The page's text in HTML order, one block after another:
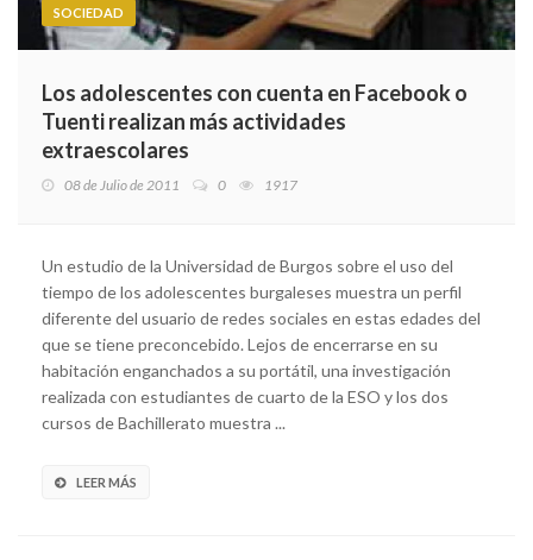
SOCIEDAD
Los adolescentes con cuenta en Facebook o
Tuenti realizan más actividades
extraescolares
08 de Julio de 2011 0 1917
Un estudio de la Universidad de Burgos sobre el uso del
tiempo de los adolescentes burgaleses muestra un perfil
diferente del usuario de redes sociales en estas edades del
que se tiene preconcebido. Lejos de encerrarse en su
habitación enganchados a su portátil, una investigación
realizada con estudiantes de cuarto de la ESO y los dos
cursos de Bachillerato muestra ...
LEER MÁS